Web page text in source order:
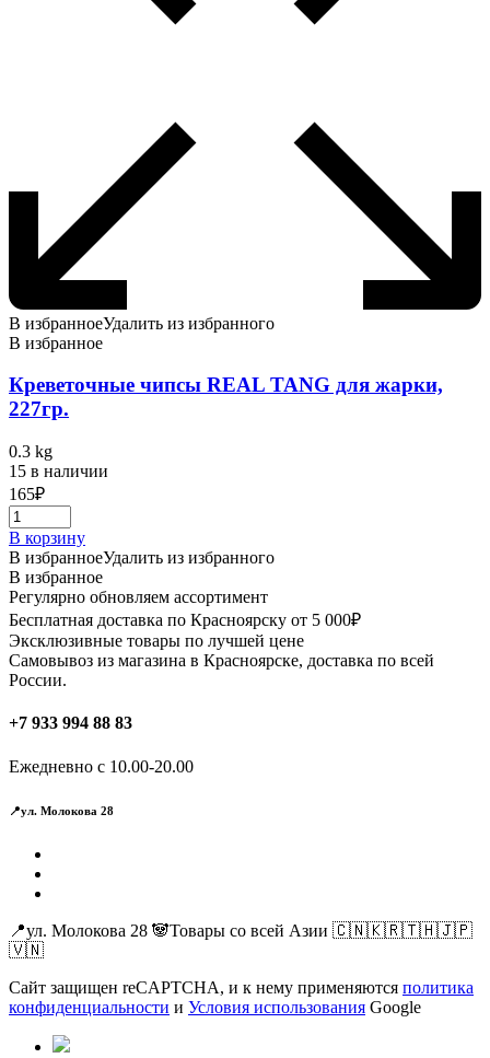
В избранноеУдалить из избранного
В избранное
Креветочные чипсы REAL TANG для жарки,
227гр.
0.3 kg
15 в наличии
165₽
В корзину
В избранноеУдалить из избранного
В избранное
Регулярно обновляем ассортимент
Бесплатная доставка по Красноярску от 5 000₽
Эксклюзивные товары по лучшей цене
Самовывоз из магазина в Красноярске, доставка по всей
России.
+7 933 994 88 83
Ежедневно с 10.00-20.00
📍ул. Молокова 28
📍ул. Молокова 28 🐼Товары со всей Азии 🇨🇳🇰🇷🇹🇭🇯🇵
🇻🇳
Сайт защищен reCAPTCHA, и к нему применяются политика
конфиденциальности и Условия использования Google